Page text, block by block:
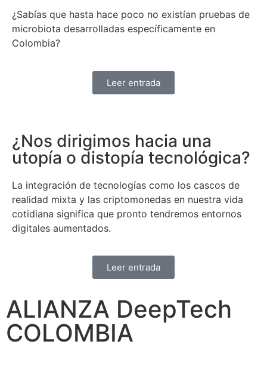
¿Sabías que hasta hace poco no existían pruebas de
microbiota desarrolladas específicamente en
Colombia?
Leer entrada
¿Nos dirigimos hacia una
utopía o distopía tecnológica?
La integración de tecnologías como los cascos de
realidad mixta y las criptomonedas en nuestra vida
cotidiana significa que pronto tendremos entornos
digitales aumentados.
Leer entrada
ALIANZA DeepTech
COLOMBIA